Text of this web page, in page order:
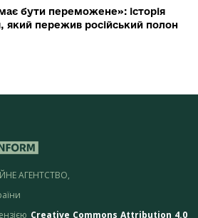
бути переможене»: історія
який пережив російський полон
АГЕНТСТВО,
Creative Commons Attribution 4.0